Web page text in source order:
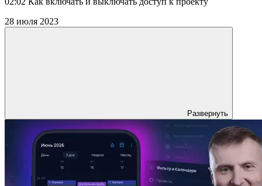
28 июля 2023
Развернуть